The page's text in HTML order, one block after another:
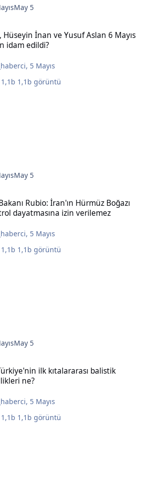
May 5
Hüseyin İnan ve Yusuf Aslan 6 Mayıs
idam edildi?
, 5 Mayıs
1,1b görüntü
May 5
Rubio: İran'ın Hürmüz Boğazı
dayatmasına izin verilemez
, 5 Mayıs
1,1b görüntü
May 5
ilk kıtalararası balistik
ne?
, 5 Mayıs
1,1b görüntü